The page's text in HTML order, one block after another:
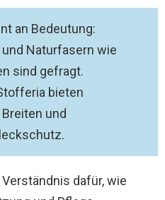
an Bedeutung:
Naturfasern wie
sind gefragt.
bieten
und
dafür, wie